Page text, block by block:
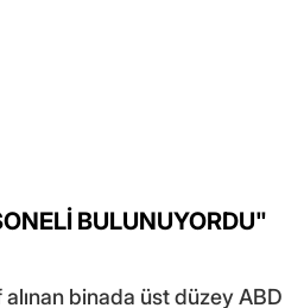
BULUNUYORDU"
binada üst düzey ABD